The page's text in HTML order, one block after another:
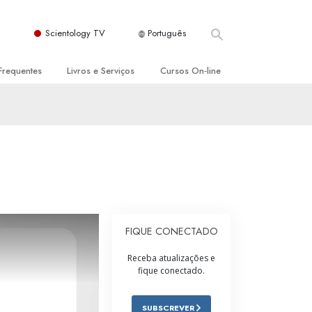
Scientology TV Português
de Scientology
Livros e Serviços
Introdutórios
Cursos On‑line
Ajudas para Doenças e Ferimentos
A Escala de Tom Emocional
FIQUE CONECTADO
Receba atualizações e
fique conectado.
SUBSCREVER